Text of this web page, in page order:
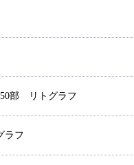
部 リトグラフ
ラフ